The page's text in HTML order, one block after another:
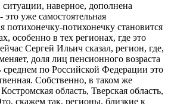
наверное, дополнена
это уже самостоятельная
потихонечку-потихонечку становится
особенно в тех регионах, где это
Сергей Ильич сказал, регион, где,
доля лиц пенсионного возраста
среднем по Российской Федерации это
Собственно, в таком же
область, Тверская область,
скажем так, регионы, близкие к